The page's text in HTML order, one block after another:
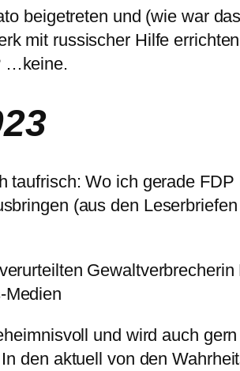
beigetreten und (wie war
mit russischer Hilfe
…keine.
taufrisch: Wo ich gerade
(aus den
Gewaltverbrecherin
Medien
und wird auch
den aktuell von den